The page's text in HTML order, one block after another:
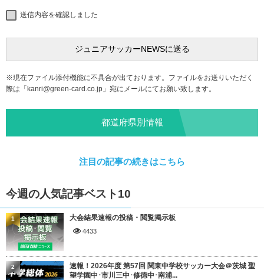
送信内容を確認しました
※現在ファイル添付機能に不具合が出ております。ファイルをお送りいただく
際は「kanri@green-card.co.jp 」宛にメールにてお願い致します。
都道府県別情報
注目の記事の続きはこちら
今週の人気記事ベスト10
大会結果速報の投稿・閲覧掲示板
4433
1
速報！2026年度 第57回 関東中学校サッカー大会＠茨城 聖
望学園中･市川三中･修徳中･南浦...
2